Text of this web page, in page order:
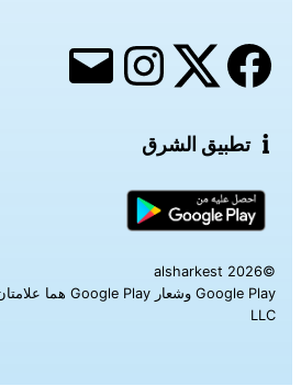
تطبيق الشرق
©alsharkest 2026
LLC‎